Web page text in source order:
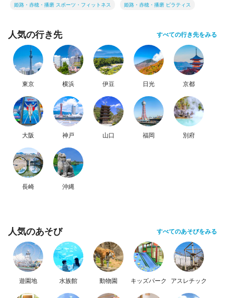
姫路・赤穂・播磨 スポーツ・フィットネス 姫路・赤穂・播磨 ピラティス
人気の行き先 すべての行き先をみる
東京 横浜 伊豆 日光 京都
大阪 神戸 山口 福岡 別府
長崎 沖縄
人気のあそび すべてのあそびをみる
遊園地 水族館 動物園 キッズパーク アスレチック